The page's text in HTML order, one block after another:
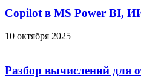
Copilot в MS Power BI,
10 октября 2025
Разбор вычислений для